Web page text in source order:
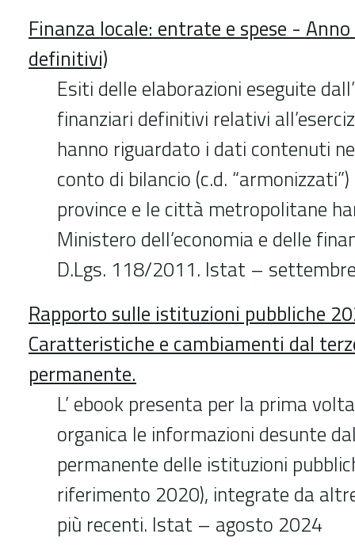
Finanza locale: entrate e spese -
definitivi)
Esiti delle elaborazioni eseguite
finanziari definitivi relativi
hanno riguardato i dati contenuti
conto di bilancio (c.d.
province e le città metropolitane
Ministero dell’economia e delle
D.Lgs. 118/2011. Istat –
Rapporto sulle istituzioni pubbliche
Caratteristiche e cambiamenti dal
permanente.
L’ ebook presenta per la prima
organica le informazioni desunte
permanente delle istituzioni
riferimento 2020), integrate da
più recenti. Istat – agosto 2024